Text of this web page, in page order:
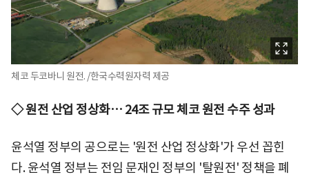
체코 두코바니 원전. /한국수력원자력 제공
◇ 원전 산업 정상화… 24조 규모 체코 원전 수주 성과
윤석열 정부의 공으로는 '원전 산업 정상화'가 우선 꼽힌
다. 윤석열 정부는 전임 문재인 정부의 '탈원전' 정책을 폐